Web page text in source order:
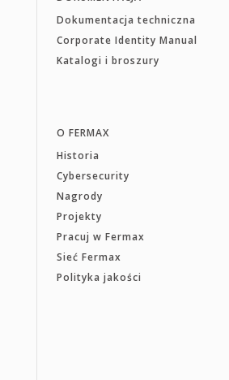
Dokumentacja techniczna
Corporate Identity Manual
Katalogi i broszury
O FERMAX
Historia
Cybersecurity
Nagrody
Projekty
Pracuj w Fermax
Sieć Fermax
Polityka jakości